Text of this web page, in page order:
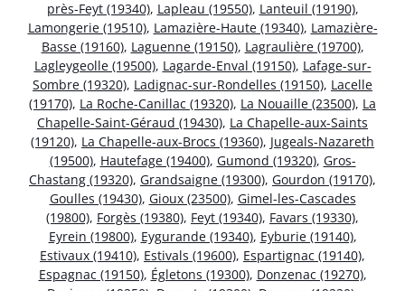
près-Feyt (19340), Lapleau (19550), Lanteuil (19190),
Lamongerie (19510), Lamazière-Haute (19340), Lamazière-
Basse (19160), Laguenne (19150), Lagraulière (19700),
Lagleygeolle (19500), Lagarde-Enval (19150), Lafage-sur-
Sombre (19320), Ladignac-sur-Rondelles (19150), Lacelle
(19170), La Roche-Canillac (19320), La Nouaille (23500), La
Chapelle-Saint-Géraud (19430), La Chapelle-aux-Saints
(19120), La Chapelle-aux-Brocs (19360), Jugeals-Nazareth
(19500), Hautefage (19400), Gumond (19320), Gros-
Chastang (19320), Grandsaigne (19300), Gourdon (19170),
Goulles (19430), Gioux (23500), Gimel-les-Cascades
(19800), Forgès (19380), Feyt (19340), Favars (19330),
Eyrein (19800), Eygurande (19340), Eyburie (19140),
Estivaux (19410), Estivals (19600), Espartignac (19140),
Espagnac (19150), Égletons (19300), Donzenac (19270),